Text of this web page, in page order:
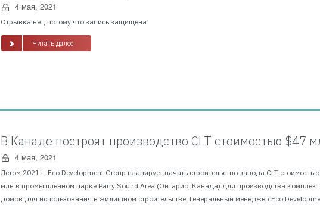
4 мая, 2021
Отрывка нет, потому что запись защищена.
Читать далее
В Канаде построят производство CLT стоимостью $47
4 мая, 2021
Летом 2021 г. Eco Development Group планирует начать строительство завода CLT
млн в промышленном парке Parry Sound Area (Онтарио, Канада) для производства
домов для использования в жилищном строительстве. Генеральный менеджер Eco